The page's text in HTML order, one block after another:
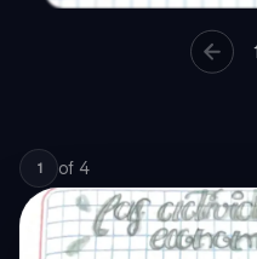
1
1 of 4